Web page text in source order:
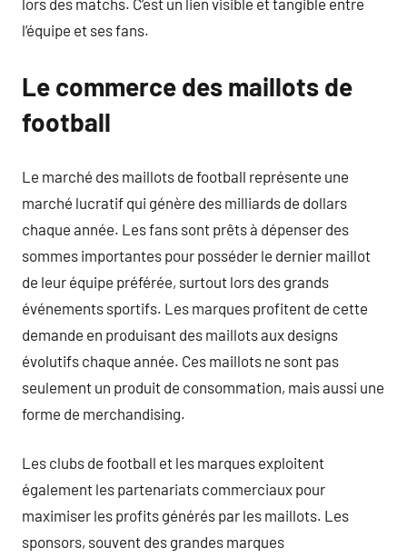
lors des matchs. C’est un lien visible et tangible entre
l’équipe et ses fans.
Le commerce des maillots de
football
Le marché des maillots de football représente une
marché lucratif qui génère des milliards de dollars
chaque année. Les fans sont prêts à dépenser des
sommes importantes pour posséder le dernier maillot
de leur équipe préférée, surtout lors des grands
événements sportifs. Les marques profitent de cette
demande en produisant des maillots aux designs
évolutifs chaque année. Ces maillots ne sont pas
seulement un produit de consommation, mais aussi une
forme de merchandising.
Les clubs de football et les marques exploitent
également les partenariats commerciaux pour
maximiser les profits générés par les maillots. Les
sponsors, souvent des grandes marques